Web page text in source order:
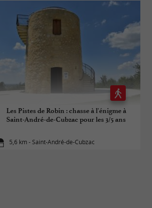
Les Pistes de Robin : chasse à l'énigme à
Saint-André-de-Cubzac pour les 3/5 ans
5,6 km - Saint-André-de-Cubzac